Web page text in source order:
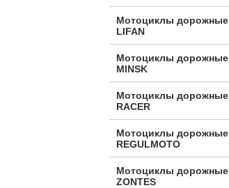
Мотоциклы дорожные
LIFAN
Мотоциклы дорожные
MINSK
Мотоциклы дорожные
RACER
Мотоциклы дорожные
REGULMOTO
Мотоциклы дорожные
ZONTES